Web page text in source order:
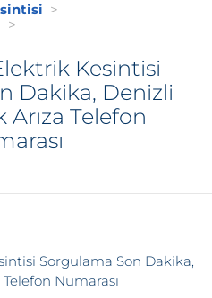
Kesintisi
Dakika, Denizli
Arıza Telefon